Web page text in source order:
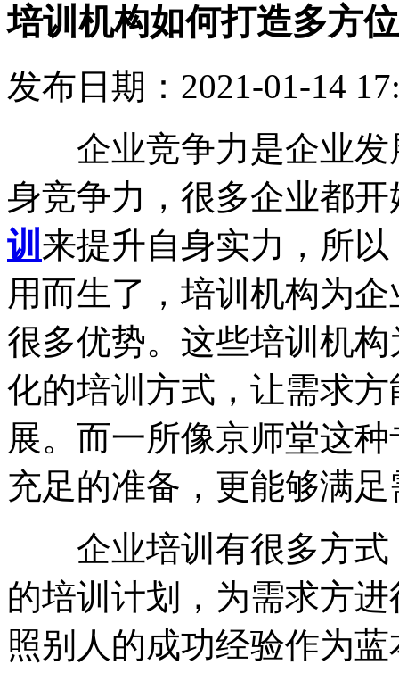
培训机构如何打造多方
发布日期：2021-01-14
企业竞争力是企业发
身竞争力，很多企业都
训 来提升自身实力，所
用而生了，培训机构为
很多优势。这些培训机
化的培训方式，让需求
展。而一所像京师堂这
充足的准备，更能够满
企业培训有很多方式
的培训计划，为需求方
照别人的成功经验作为